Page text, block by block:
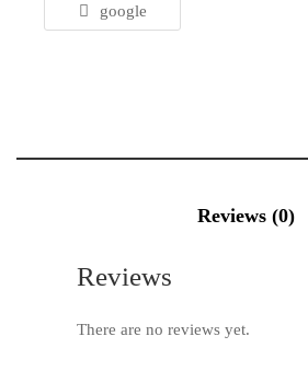
google
Reviews (0)
Reviews
There are no reviews yet.